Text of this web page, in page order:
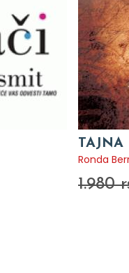
TAJNA
Ronda
1.980